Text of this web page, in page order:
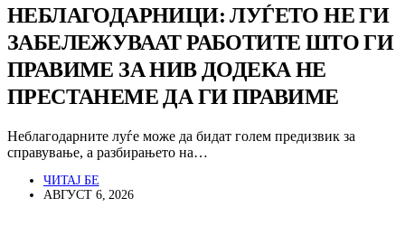
НЕБЛАГОДАРНИЦИ: ЛУЃЕТО НЕ ГИ
ЗАБЕЛЕЖУВААТ РАБОТИТЕ ШТО ГИ
ПРАВИМЕ ЗА НИВ ДОДЕКА НЕ
ПРЕСТАНЕМЕ ДА ГИ ПРАВИМЕ
Неблагодарните луѓе може да бидат голем предизвик за
справување, а разбирањето на…
ЧИТАЈ БЕ
АВГУСТ 6, 2026